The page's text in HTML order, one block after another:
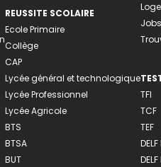
REUSSITE SCOLAIRE
Ecole Primaire
Collège
CAP
Lycée général et technologique
Lycée Professionnel
Lycée Agricole
BTS
BTSA
BUT
TFI
TCF
TEF
DELF